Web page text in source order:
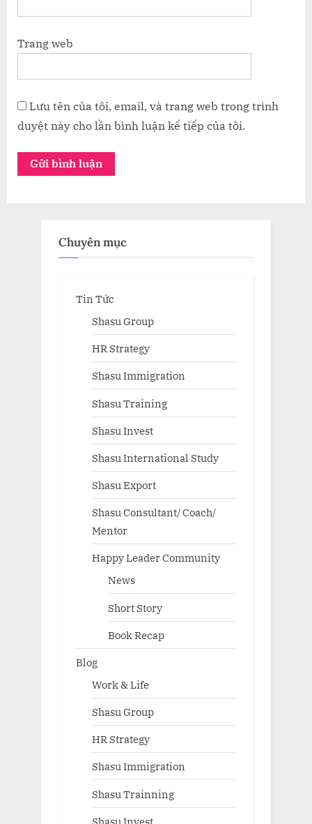
Trang web
Lưu tên của tôi, email, và trang web trong trình
duyệt này cho lần bình luận kế tiếp của tôi.
Chuyên mục
Tin Tức
Shasu Group
HR Strategy
Shasu Immigration
Shasu Training
Shasu Invest
Shasu International Study
Shasu Export
Shasu Consultant/ Coach/
Mentor
Happy Leader Community
News
Short Story
Book Recap
Blog
Work & Life
Shasu Group
HR Strategy
Shasu Immigration
Shasu Trainning
Shasu Invest